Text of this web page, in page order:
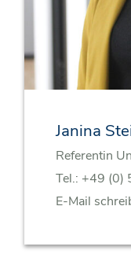
Janina
Referentin
Tel.: +49 (0)
E-Mail